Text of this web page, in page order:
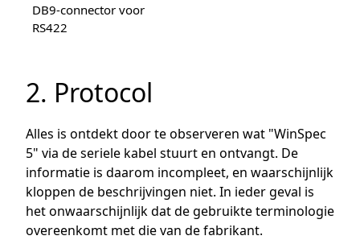
DB9-connector voor
RS422
2. Protocol
Alles is ontdekt door te observeren wat "WinSpec
5" via de seriele kabel stuurt en ontvangt. De
informatie is daarom incompleet, en waarschijnlijk
kloppen de beschrijvingen niet. In ieder geval is
het onwaarschijnlijk dat de gebruikte terminologie
overeenkomt met die van de fabrikant.